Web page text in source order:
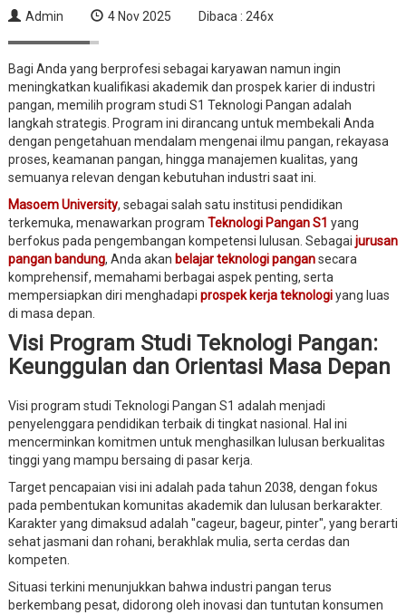
Admin 4 Nov 2025 Dibaca : 246x
Bagi Anda yang berprofesi sebagai karyawan namun ingin
meningkatkan kualifikasi akademik dan prospek karier di industri
pangan, memilih program studi S1 Teknologi Pangan adalah
langkah strategis. Program ini dirancang untuk membekali Anda
dengan pengetahuan mendalam mengenai ilmu pangan, rekayasa
proses, keamanan pangan, hingga manajemen kualitas, yang
semuanya relevan dengan kebutuhan industri saat ini.
Masoem University, sebagai salah satu institusi pendidikan
terkemuka, menawarkan program Teknologi Pangan S1 yang
berfokus pada pengembangan kompetensi lulusan. Sebagai jurusan
pangan bandung, Anda akan belajar teknologi pangansecara
komprehensif, memahami berbagai aspek penting, serta
mempersiapkan diri menghadapi prospek kerja teknologiyang luas
di masa depan.
Visi Program Studi Teknologi Pangan:
Keunggulan dan Orientasi Masa Depan
Visi program studi Teknologi Pangan S1 adalah menjadi
penyelenggara pendidikan terbaik di tingkat nasional. Hal ini
mencerminkan komitmen untuk menghasilkan lulusan berkualitas
tinggi yang mampu bersaing di pasar kerja.
Target pencapaian visi ini adalah pada tahun 2038, dengan fokus
pada pembentukan komunitas akademik dan lulusan berkarakter.
Karakter yang dimaksud adalah "cageur, bageur, pinter", yang berarti
sehat jasmani dan rohani, berakhlak mulia, serta cerdas dan
kompeten.
Situasi terkini menunjukkan bahwa industri pangan terus
berkembang pesat, didorong oleh inovasi dan tuntutan konsumen